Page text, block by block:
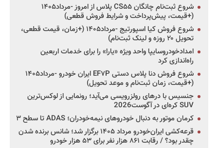
شروع ثبت‌نام چانگان CS۵۵ پلاس از امروز -مرداد۱۴۰۵
(+قیمت، پیش‌پرداخت و شرایط فروش قطعی)
شروع فروش کیا اسپورتیج -مرداد۱۴۰۵ (+زمان، قیمت قطعی،
تحویل ۲۰ روزه و لینک ثبت‌نام)
امدادخودروسایپا واحد ویژه «یارا» را برای خدمات اربعین
راه‌اندازی کرد
شروع فروش دنا پلاس دستی EF۷P ایران خودرو -مرداد۱۴۰۵
(+قیمت، زمان ثبت‌نام و موعد تحویل)
جنسیس با درهای رولزرویسی می‌آید؛ رونمایی از لوکس‌ترین
SUV کره‌ای در آگوست2026
کرمان موتور به دنبال خودروهای نیمه‌خودران؛ ADAS تا سطح ۳
قرعه‌کشی ایران‌خودرو مرداد ۱۴۰۵ برگزار شد؛ شانس برنده شدن
چقدر بود؟ / رقابت ۸۶۱ هزار نفر برای ۵۳ هزار خودرو